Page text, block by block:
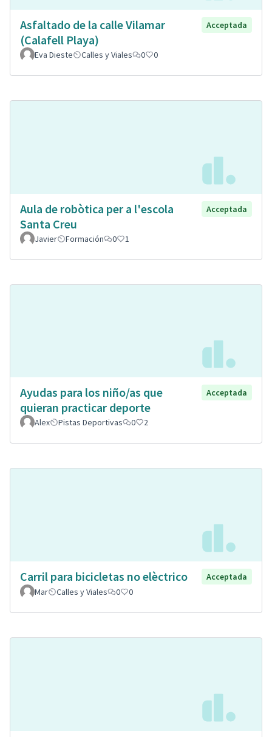
Asfaltado de la calle Vilamar
(Calafell Playa)
Acceptada
Eva Dieste Calles y Viales 0 0
Aula de robòtica per a l'escola
Santa Creu
Acceptada
Javier Formación 0 1
Ayudas para los niño/as que
quieran practicar deporte
Acceptada
Alex Pistas Deportivas 0 2
Carril para bicicletas no elèctrico
Acceptada
Mar
Calles y Viales 0 0